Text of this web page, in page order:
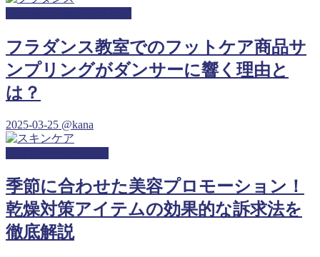
フラダンス教室でのフットケア商品サ
ンプリングがダンサーに響く理由と
は？
2025-03-25 @kana
季節に合わせた美容プロモーション！
乾燥対策アイテムの効果的な訴求法を
徹底解説